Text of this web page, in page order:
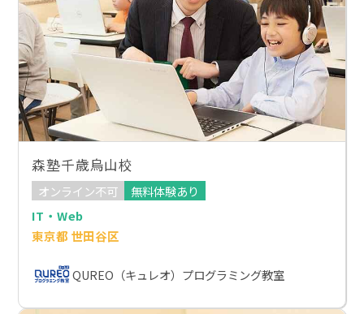
森塾千歳烏山校
オンライン不可
無料体験あり
IT・Web
東京都 世田谷区
QUREO（キュレオ）プログラミング教室